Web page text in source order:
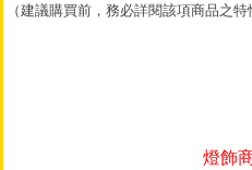
（建議購買前，務必詳閱該項商品之
燈飾